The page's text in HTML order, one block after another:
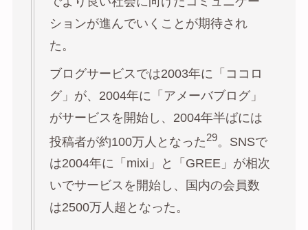
ションが進んでいくことが期待され
た。
ブログサービスでは2003年に「ココロ
グ」が、2004年に「アメーバブログ」
がサービスを開始し、2004年半ばには
投稿者が約100万人となった29。SNSで
は2004年に「mixi」と「GREE」が相次
いでサービスを開始し、国内の会員数
は2500万人超となった。